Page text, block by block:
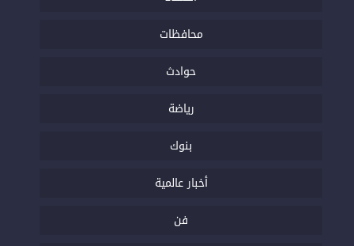
محافظات
حوادث
رياضة
بنوك
أخبار عالمية
فن